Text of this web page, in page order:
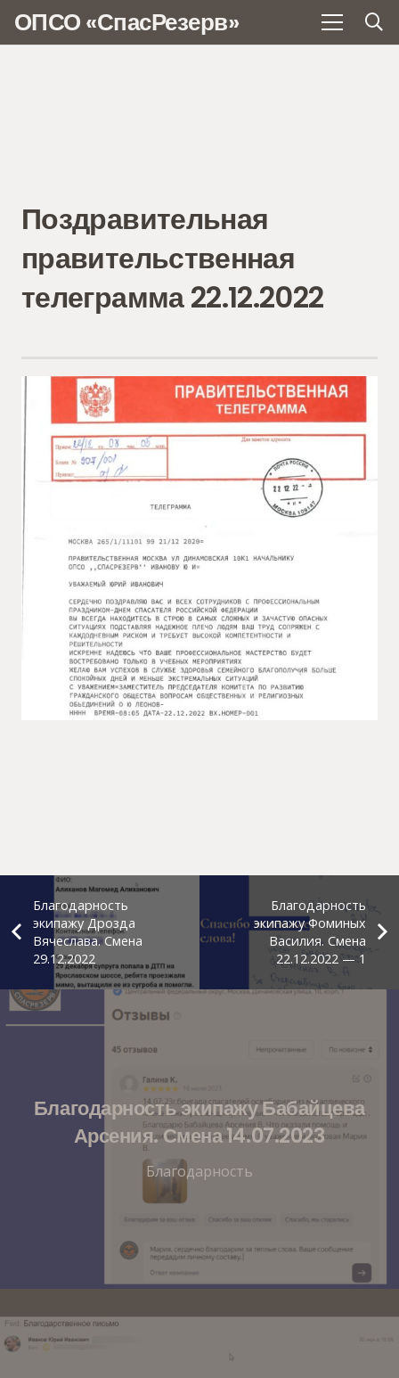
ОПСО «СпасРезерв»
Поздравительная
правительственная
телеграмма 22.12.2022
Благодарность
экипажу Дрозда
Вячеслава. Смена
29.12.2022
Благодарность
экипажу Фоминых
Василия. Смена
22.12.2022 — 1
Благодарность экипажу Бабайцева
Арсения. Смена 14.07.2023
Благодарность